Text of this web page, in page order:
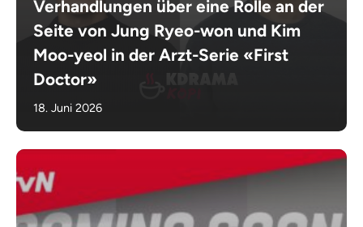
Verhandlungen über eine Rolle an der
Seite von Jung Ryeo-won und Kim
Moo-yeol in der Arzt-Serie «First
Doctor»
18. Juni 2026